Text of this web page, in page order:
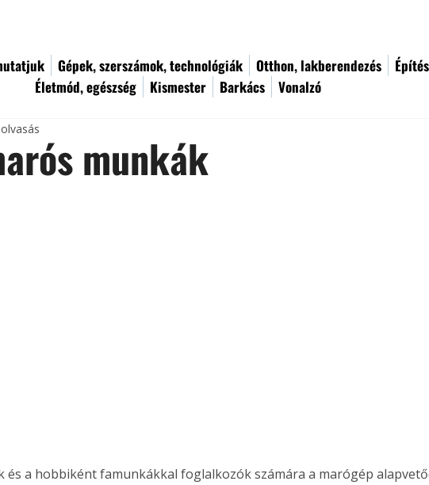
Gépek, szerszámok, technológiák Otthon, lakberendezés
Életmód, egészség
Kismester Barkács Vonalzó
munkák
és a hobbiként famunkákkal foglalkozók számára a marógép